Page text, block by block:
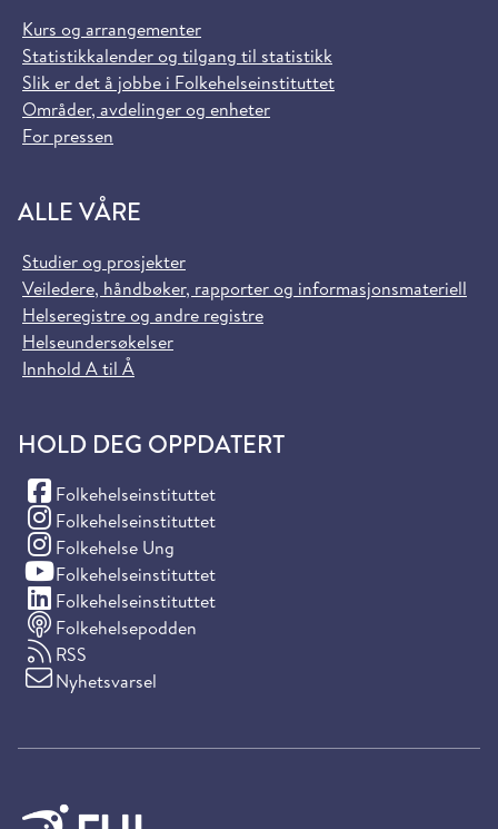
Kurs og arrangementer
Statistikkalender og tilgang til statistikk
Slik er det å jobbe i Folkehelseinstituttet
Områder, avdelinger og enheter
For pressen
ALLE VÅRE
Studier og prosjekter
Veiledere, håndbøker, rapporter og informasjonsmateriell
Helseregistre og andre registre
Helseundersøkelser
Innhold A til Å
HOLD DEG OPPDATERT
Folkehelseinstituttet
(Facebook)
Folkehelseinstituttet
(Instagram)
Folkehelse Ung
(Instagram)
Folkehelseinstituttet
(YouTube)
Folkehelseinstituttet
(LinkedIn)
Folkehelsepodden
RSS
Nyhetsvarsel